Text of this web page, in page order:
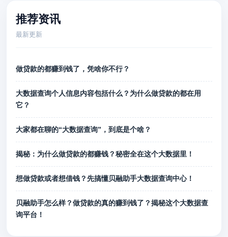
推荐资讯
最新更新
做贷款的都赚到钱了，凭啥你不行？
大数据查询个人信息内容包括什么？为什么做贷款的都在用
它？
大家都在聊的“大数据查询”，到底是个啥？
揭秘：为什么做贷款的都赚钱？秘密全在这个大数据里！
想做贷款或者想借钱？先搞懂贝融助手大数据查询中心！
贝融助手怎么样？做贷款的真的赚到钱了？揭秘这个大数据查
询平台！